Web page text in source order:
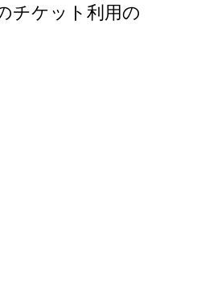
チケット利用の